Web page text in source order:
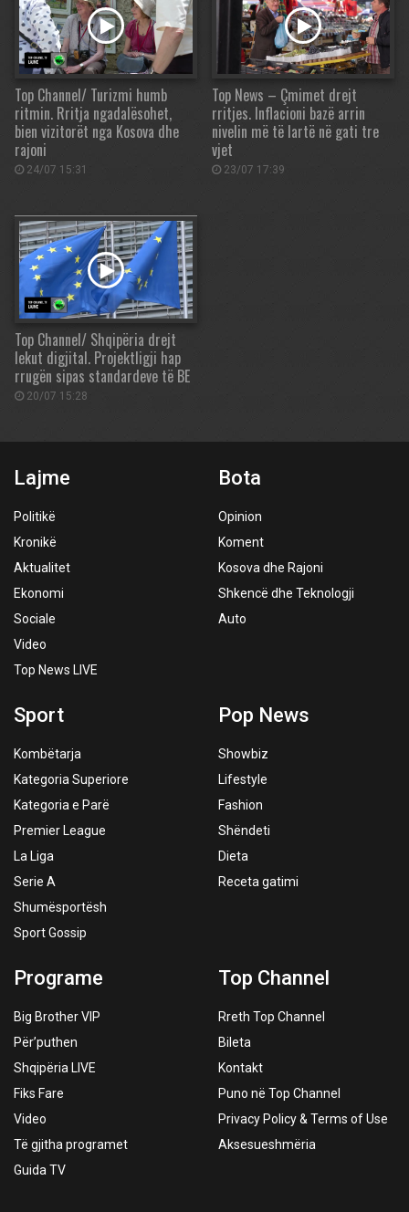
Top Channel/ Turizmi humb
ritmin. Rritja ngadalësohet,
bien vizitorët nga Kosova dhe
rajoni
24/07 15:31
Top News – Çmimet drejt
rritjes. Inflacioni bazë arrin
nivelin më të lartë në gati tre
vjet
23/07 17:39
Top Channel/ Shqipëria drejt
lekut digjital. Projektligji hap
rrugën sipas standardeve të BE
20/07 15:28
Lajme
Politikë
Kronikë
Aktualitet
Ekonomi
Sociale
Video
Top News LIVE
Bota
Opinion
Koment
Kosova dhe Rajoni
Shkencë dhe Teknologji
Auto
Sport
Kombëtarja
Kategoria Superiore
Kategoria e Parë
Premier League
La Liga
Serie A
Shumësportësh
Sport Gossip
Pop News
Showbiz
Lifestyle
Fashion
Shëndeti
Dieta
Receta gatimi
Programe
Big Brother VIP
Për’puthen
Shqipëria LIVE
Fiks Fare
Video
Të gjitha programet
Guida TV
Top Channel
Rreth Top Channel
Bileta
Kontakt
Puno në Top Channel
Privacy Policy & Terms of Use
Aksesueshmëria